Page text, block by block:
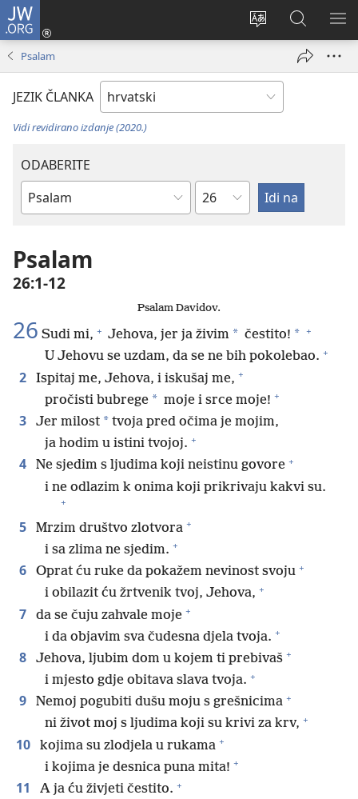
JW.ORG
Promijeni
Prijava
(otvara
prozor)
JW.ORG
|
Pretraga
Psalam
JEZIK ČLANKA
Vidi revidirano izdanje (2020.)
ODABERITE
Biblijska
Poglavlje
Psalam
26:1-12
Psalam Davidov.
26 Sudi mi, + Jehova, jer ja živim * čestito! * +
U Jehovu se uzdam, da se ne bih pokolebao. +
2 Ispitaj me, Jehova, i iskušaj me, +
pročisti bubrege * moje i srce moje! +
3 Jer milost * tvoja pred očima je mojim,
ja hodim u istini tvojoj. +
4 Ne sjedim s ljudima koji neistinu govore +
i ne odlazim k onima koji prikrivaju kakvi su.
+
5 Mrzim društvo zlotvora +
i sa zlima ne sjedim. +
6 Oprat ću ruke da pokažem nevinost svoju +
i obilazit ću žrtvenik tvoj, Jehova, +
7 da se čuju zahvale moje +
i da objavim sva čudesna djela tvoja. +
8 Jehova, ljubim dom u kojem ti prebivaš +
i mjesto gdje obitava slava tvoja. +
9 Nemoj pogubiti dušu moju s grešnicima +
ni život moj s ljudima koji su krivi za krv, +
10 kojima su zlodjela u rukama +
i kojima je desnica puna mita! +
11 A ja ću živjeti čestito. +